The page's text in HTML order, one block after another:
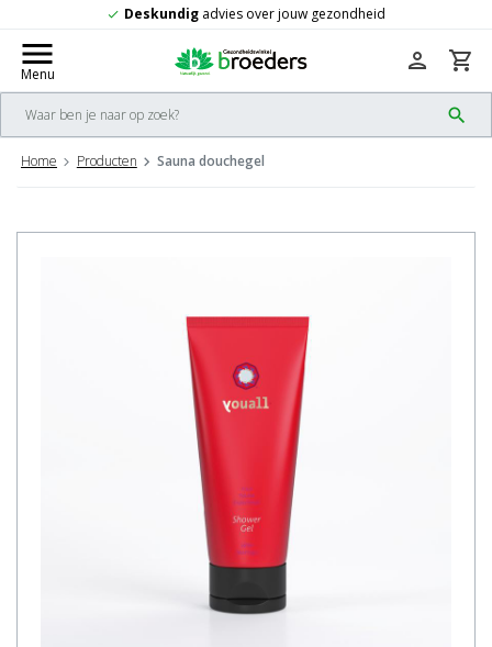
check Deskundig advies over jouw gezondheid
menu
Menu
search
person shopping_cart
Home Producten Sauna douchegel